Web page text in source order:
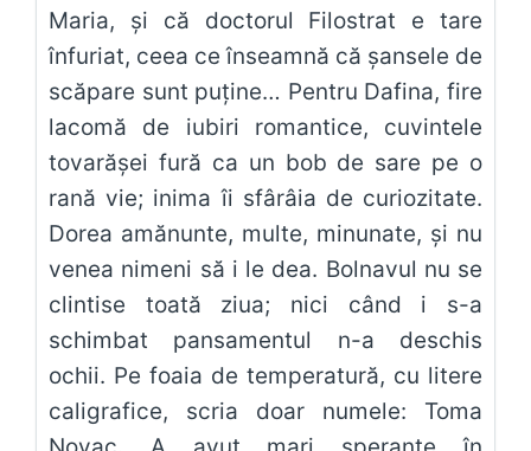
Maria, și că doctorul Filostrat e tare
înfuriat, ceea ce înseamnă că șansele de
scăpare sunt puține… Pentru Dafina, fire
lacomă de iubiri romantice, cuvintele
tovarășei fură ca un bob de sare pe o
rană vie; inima îi sfârâia de curiozitate.
Dorea amănunte, multe, minunate, și nu
venea nimeni să i le dea. Bolnavul nu se
clintise toată ziua; nici când i s-a
schimbat pansamentul n-a deschis
ochii. Pe foaia de temperatură, cu litere
caligrafice, scria doar numele: Toma